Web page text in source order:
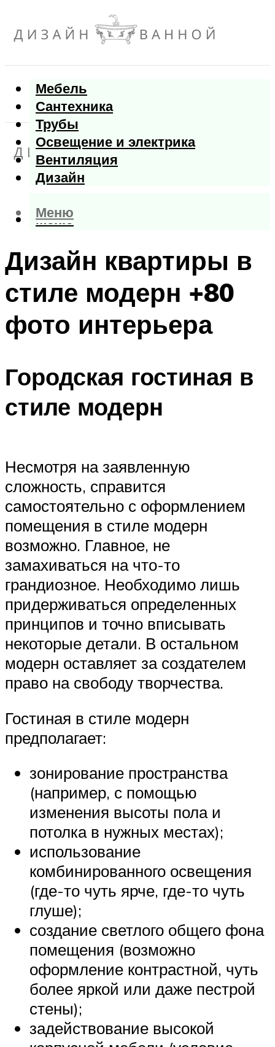
Мебель
Сантехника
Трубы
Освещение и электрика
Вентиляция
Дизайн
Меню
Меню
Дизайн квартиры в
стиле модерн +80
фото интерьера
Городская гостиная в
стиле модерн
Несмотря на заявленную
сложность, справится
самостоятельно с оформлением
помещения в стиле модерн
возможно. Главное, не
замахиваться на что-то
грандиозное. Необходимо лишь
придерживаться определенных
принципов и точно вписывать
некоторые детали. В остальном
модерн оставляет за создателем
право на свободу творчества.
Гостиная в стиле модерн
предполагает:
зонирование пространства
(например, с помощью
изменения высоты пола и
потолка в нужных местах);
использование
комбинированного освещения
(где-то чуть ярче, где-то чуть
глуше);
создание светлого общего фона
помещения (возможно
оформление контрастной, чуть
более яркой или даже пестрой
стены);
задействование высокой